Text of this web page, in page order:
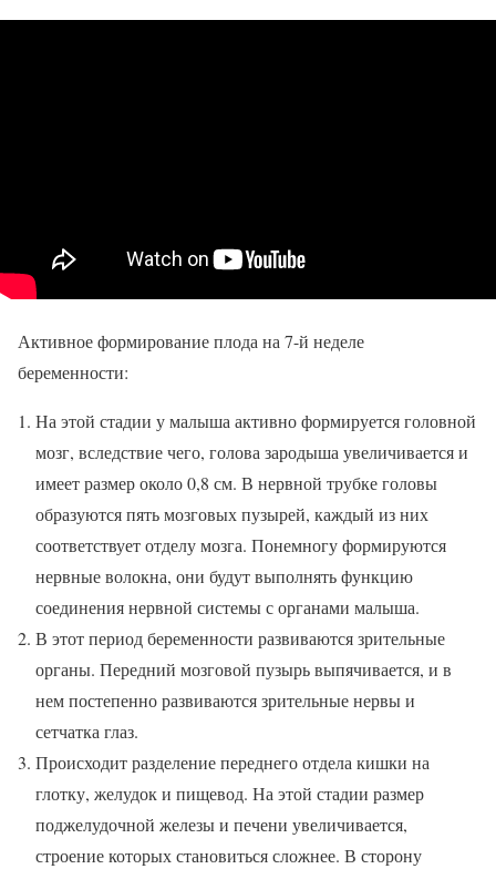
Активное формирование плода на 7-й неделе
беременности:
На этой стадии у малыша активно формируется головной
мозг, вследствие чего, голова зародыша увеличивается и
имеет размер около 0,8 см. В нервной трубке головы
образуются пять мозговых пузырей, каждый из них
соответствует отделу мозга. Понемногу формируются
нервные волокна, они будут выполнять функцию
соединения нервной системы с органами малыша.
В этот период беременности развиваются зрительные
органы. Передний мозговой пузырь выпячивается, и в
нем постепенно развиваются зрительные нервы и
сетчатка глаз.
Происходит разделение переднего отдела кишки на
глотку, желудок и пищевод. На этой стадии размер
поджелудочной железы и печени увеличивается,
строение которых становиться сложнее. В сторону